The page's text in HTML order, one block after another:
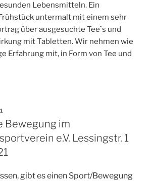
Lebensmitteln. Ein
untermalt mit einem sehr
über ausgesuchte Tee`s und
mit Tabletten. Wir nehmen wie
Erfahrung mit, in Form von Tee und
Bewegung im
e.V. Lessingstr. 1
gibt es einen Sport/Bewegung